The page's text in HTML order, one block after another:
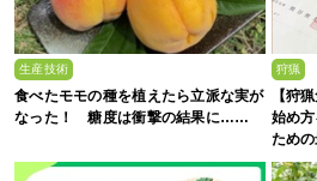
生産技術
食べたモモの種を植えたら立派な実が
なった！ 糖度は衝撃の結果に……
狩猟
【狩
始め
ため